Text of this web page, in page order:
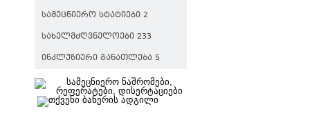
ᲡᲐᲛᲔᲪᲜᲘᲔᲠᲝ ᲡᲢᲐᲢᲘᲔᲑᲘ 2
ᲡᲐᲮᲔᲚᲛᲫᲦᲕᲜᲔᲚᲝᲔᲑᲘ 233
ᲘᲜᲙᲚᲣᲖᲘᲣᲠᲘ ᲒᲐᲜᲐᲗᲚᲔᲑᲐ 5